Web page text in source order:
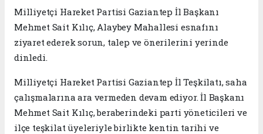
Milliyetçi Hareket Partisi Gaziantep İl Başkanı
Mehmet Sait Kılıç, Alaybey Mahallesi esnafını
ziyaret ederek sorun, talep ve önerilerini yerinde
dinledi.
Milliyetçi Hareket Partisi Gaziantep İl Teşkilatı, saha
çalışmalarına ara vermeden devam ediyor. İl Başkanı
Mehmet Sait Kılıç, beraberindeki parti yöneticileri ve
ilçe teşkilat üyeleriyle birlikte kentin tarihi ve